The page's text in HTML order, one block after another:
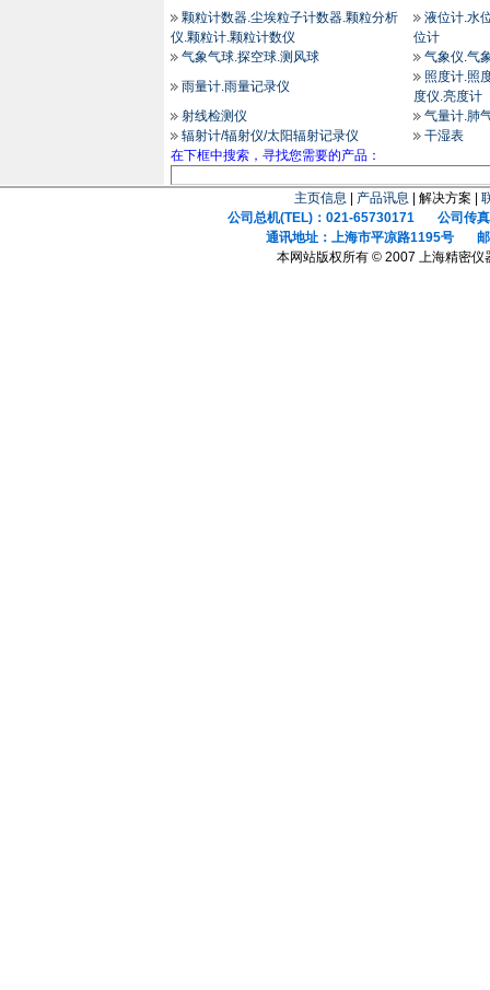
颗粒计数器.尘埃粒子计数器.颗粒分析
仪.颗粒计.颗粒计数仪
液位计.水
位计
气象气球.探空球.测风球
气象仪.气
雨量计.雨量记录仪
照度计.照
度仪.亮度计
射线检测仪
气量计.肺
辐射计/辐射仪/太阳辐射记录仪
干湿表
在下框中搜索，寻找您需要的产品：
主页信息 产品讯息 | 解决方案 |
公司总机(TEL)：021-65730171 公司传真
通讯地址：上海市平凉路1195号 邮
本网站版权所有 © 2007 上海精密仪